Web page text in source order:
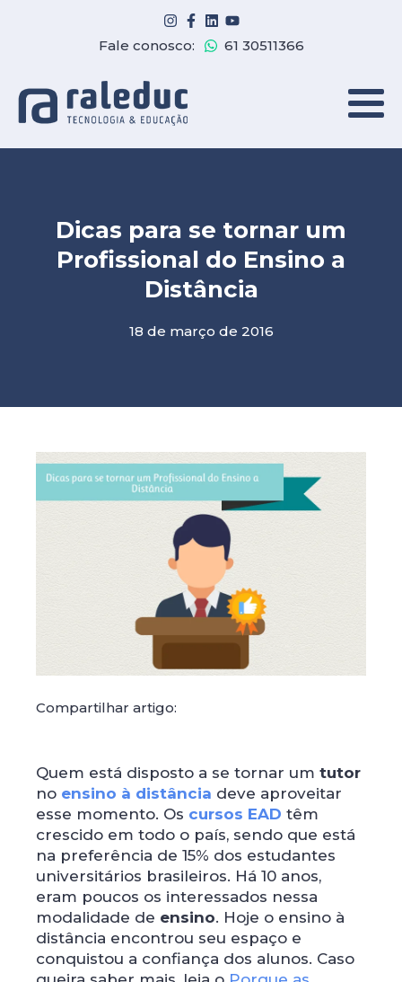
Fale conosco: 61 30511366
Dicas para se tornar um
Profissional do Ensino a
Distância
18 de março de 2016
Compartilhar artigo:
Quem está disposto a se tornar um tutor
no ensino à distância deve aproveitar
esse momento. Os cursos EAD têm
crescido em todo o país, sendo que está
na preferência de 15% dos estudantes
universitários brasileiros. Há 10 anos,
eram poucos os interessados nessa
modalidade de ensino. Hoje o ensino à
distância encontrou seu espaço e
conquistou a confiança dos alunos. Caso